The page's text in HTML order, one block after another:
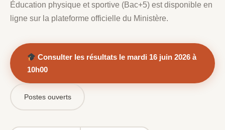
Éducation physique et sportive (Bac+5) est disponible en
ligne sur la plateforme officielle du Ministère.
Consulter les résultats le mardi 16 juin 2026 à
10h00
Postes ouverts